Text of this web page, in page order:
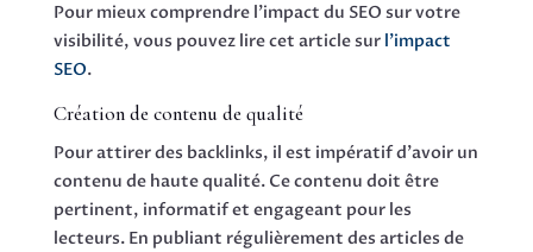
Pour mieux comprendre l’impact du SEO sur votre
visibilité, vous pouvez lire cet article sur l’impact
SEO.
Création de contenu de qualité
Pour attirer des backlinks, il est impératif d’avoir un
contenu de haute qualité. Ce contenu doit être
pertinent, informatif et engageant pour les
lecteurs. En publiant régulièrement des articles de